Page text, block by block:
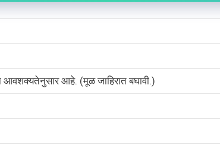
आवशक्यतेनुसार आहे. (मूळ जाहिरात बघावी.)